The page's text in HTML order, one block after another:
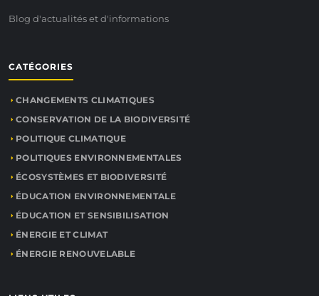
Blog d'actualités et d'informations
CATÉGORIES
CHANGEMENTS CLIMATIQUES
CONSERVATION DE LA BIODIVERSITÉ
POLITIQUE CLIMATIQUE
POLITIQUES ENVIRONNEMENTALES
ÉCOSYSTÈMES ET BIODIVERSITÉ
ÉDUCATION ENVIRONNEMENTALE
ÉDUCATION ET SENSIBILISATION
ÉNERGIE ET CLIMAT
ÉNERGIE RENOUVELABLE